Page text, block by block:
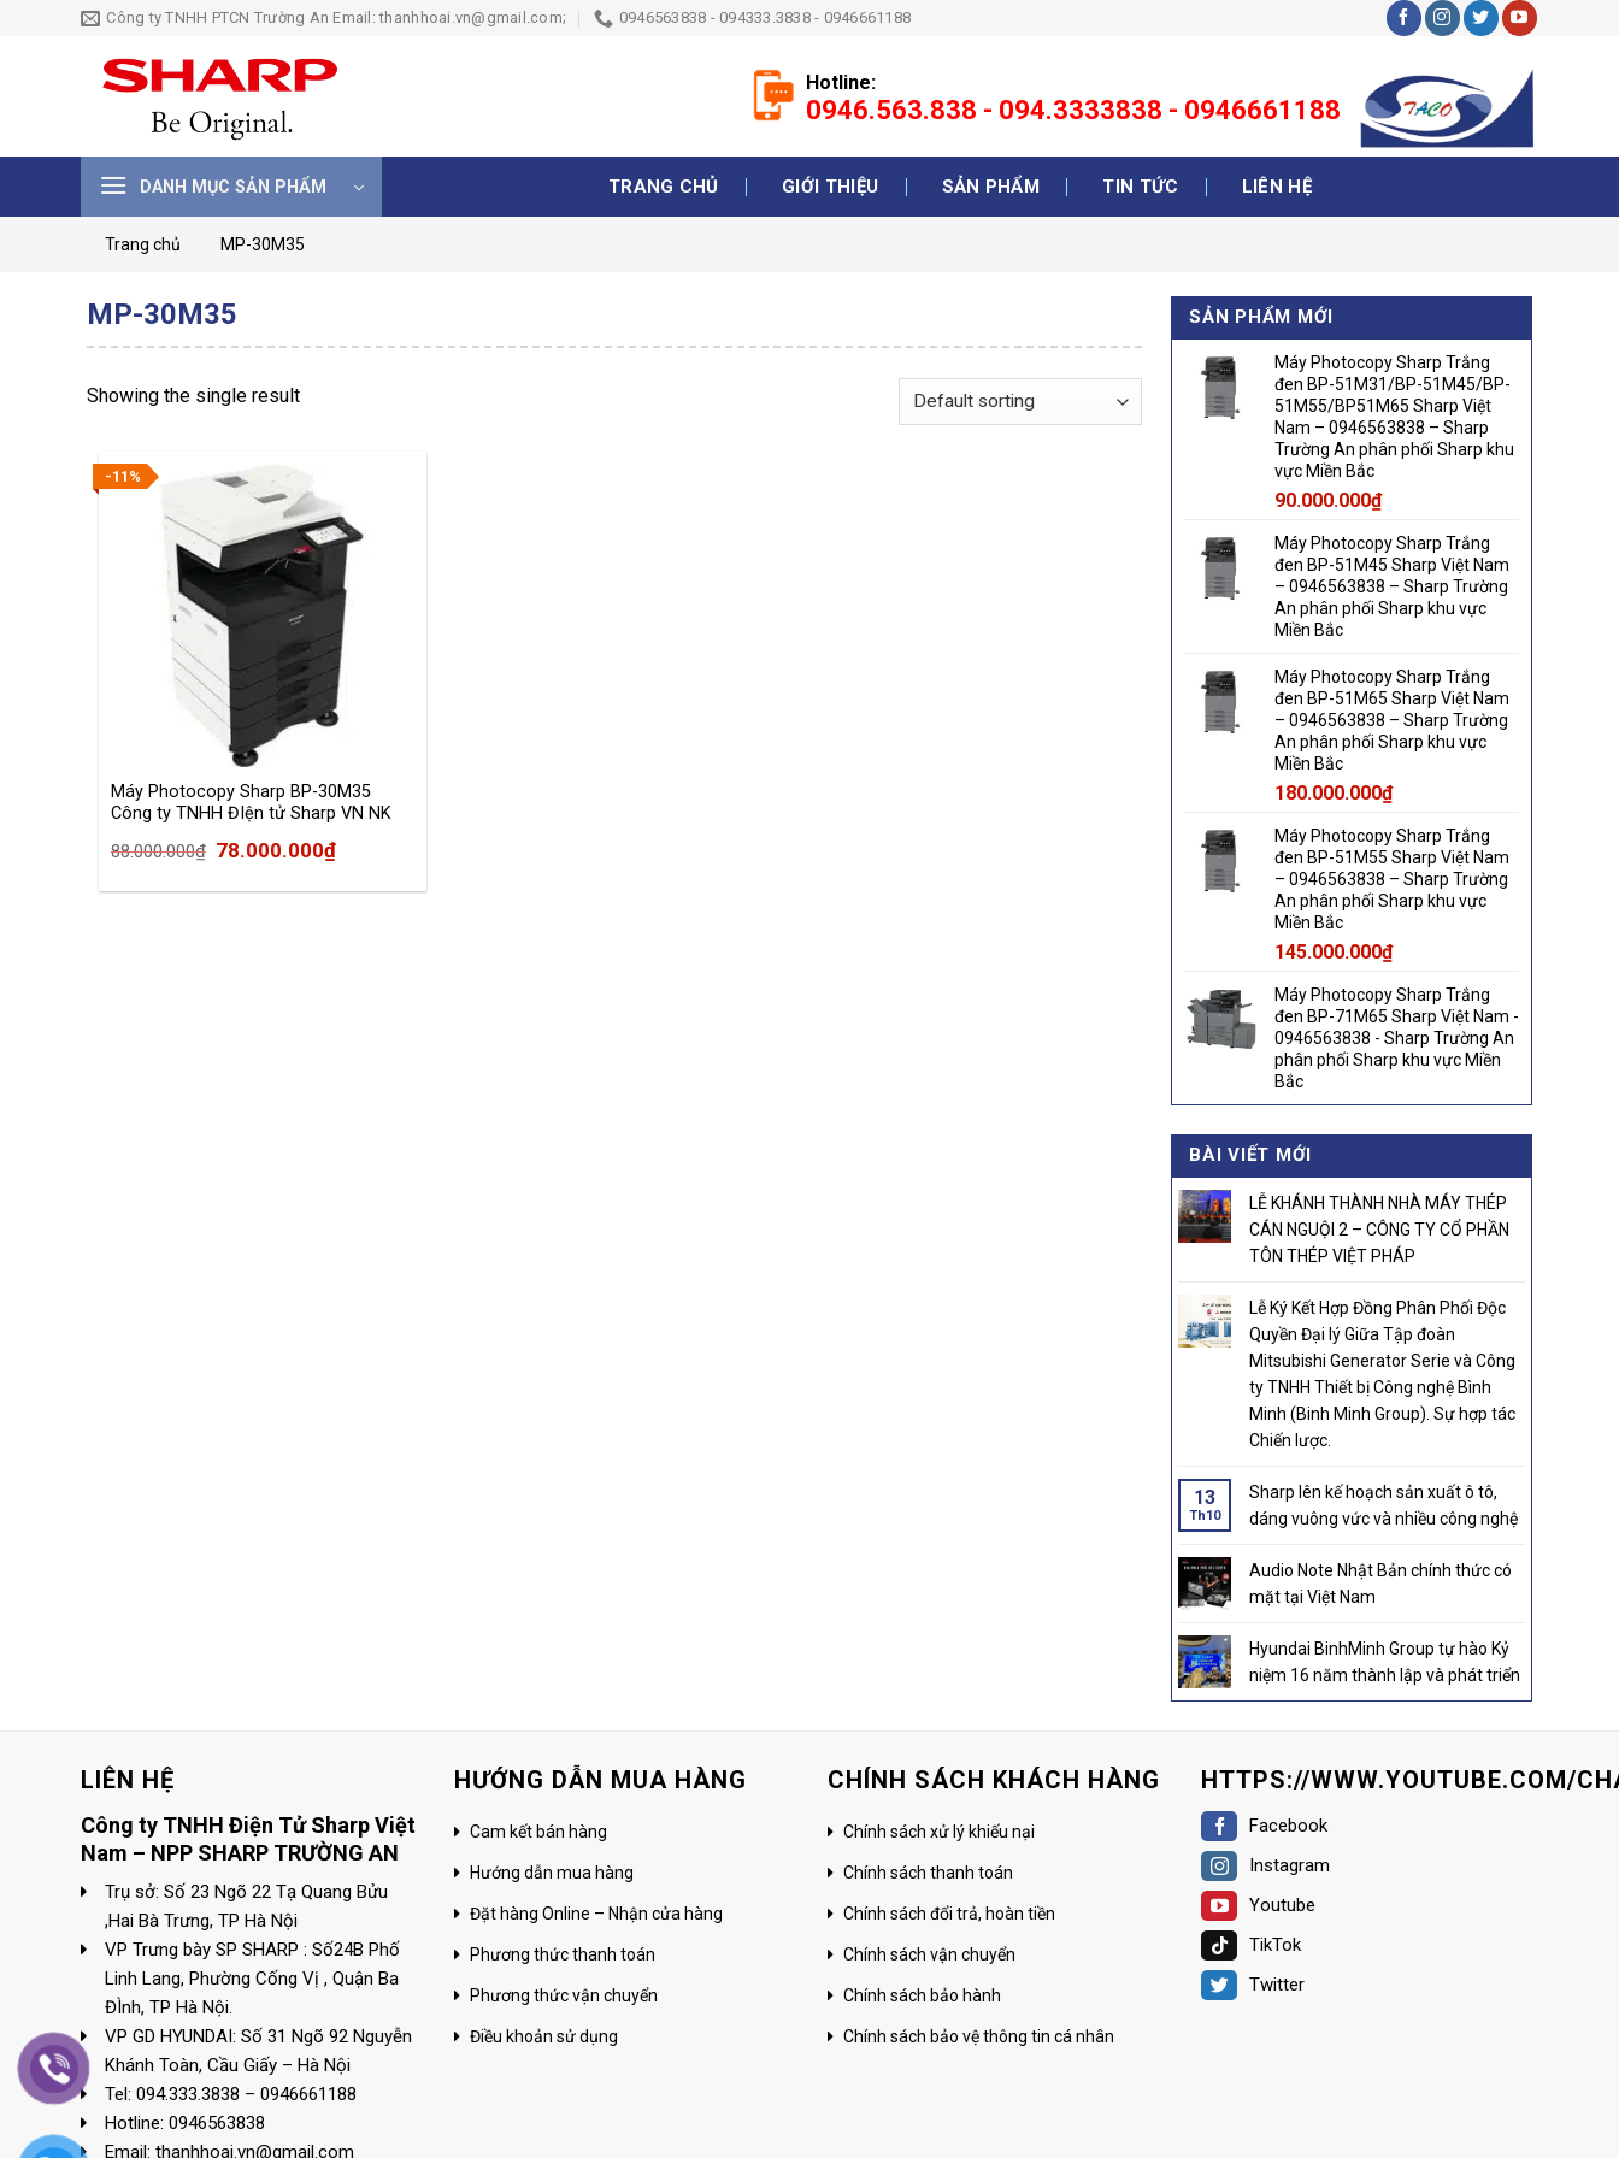
Công ty TNHH PTCN Trường An Email: thanhhoai.vn@gmail.com; 0946563838 - 094333.3838 - 0946661188
Hotline:
0946.563.838 - 094.3333838 - 0946661188
DANH MỤC SẢN PHẨM TRANG CHỦ GIỚI THIỆU SẢN PHẨM TIN TỨC LIÊN HỆ
Trang chủ MP-30M35
MP-30M35
Showing the single result
-11%
Máy Photocopy Sharp BP-30M35
Công ty TNHH ĐIện tử Sharp VN NK
88.000.000₫ 78.000.000₫
SẢN PHẨM MỚI
Máy Photocopy Sharp Trắng
đen BP-51M31/BP-51M45/BP-
51M55/BP51M65 Sharp Việt
Nam – 0946563838 – Sharp
Trường An phân phối Sharp khu
vực Miền Bắc
90.000.000₫
Máy Photocopy Sharp Trắng
đen BP-51M45 Sharp Việt Nam
– 0946563838 – Sharp Trường
An phân phối Sharp khu vực
Miền Bắc
Máy Photocopy Sharp Trắng
đen BP-51M65 Sharp Việt Nam
– 0946563838 – Sharp Trường
An phân phối Sharp khu vực
Miền Bắc
180.000.000₫
Máy Photocopy Sharp Trắng
đen BP-51M55 Sharp Việt Nam
– 0946563838 – Sharp Trường
An phân phối Sharp khu vực
Miền Bắc
145.000.000₫
Máy Photocopy Sharp Trắng
đen BP-71M65 Sharp Việt Nam -
0946563838 - Sharp Trường An
phân phối Sharp khu vực Miền
Bắc
BÀI VIẾT MỚI
LỄ KHÁNH THÀNH NHÀ MÁY THÉP
CÁN NGUỘI 2 – CÔNG TY CỔ PHẦN
TÔN THÉP VIỆT PHÁP
Lễ Ký Kết Hợp Đồng Phân Phối Độc
Quyền Đại lý Giữa Tập đoàn
Mitsubishi Generator Serie và Công
ty TNHH Thiết bị Công nghệ Bình
Minh (Binh Minh Group). Sự hợp tác
Chiến lược.
13
Th10
Sharp lên kế hoạch sản xuất ô tô,
dáng vuông vức và nhiều công nghệ
Audio Note Nhật Bản chính thức có
mặt tại Việt Nam
Hyundai BinhMinh Group tự hào Kỷ
niệm 16 năm thành lập và phát triển
LIÊN HỆ
Công ty TNHH Điện Tử Sharp Việt
Nam – NPP SHARP TRƯỜNG AN
Trụ sở: Số 23 Ngõ 22 Tạ Quang Bửu
,Hai Bà Trưng, TP Hà Nội
VP Trưng bày SP SHARP : Số24B Phố
Linh Lang, Phường Cống Vị , Quận Ba
ĐÌnh, TP Hà Nội.
VP GD HYUNDAI: Số 31 Ngõ 92 Nguyễn
Khánh Toàn, Cầu Giấy – Hà Nội
Tel: 094.333.3838 – 0946661188
Hotline: 0946563838
Email: thanhhoai.vn@gmail.com
HƯỚNG DẪN MUA HÀNG
Cam kết bán hàng
Hướng dẫn mua hàng
Đặt hàng Online – Nhận cửa hàng
Phương thức thanh toán
Phương thức vận chuyển
Điều khoản sử dụng
CHÍNH SÁCH KHÁCH HÀNG
Chính sách xử lý khiếu nại
Chính sách thanh toán
Chính sách đổi trả, hoàn tiền
Chính sách vận chuyển
Chính sách bảo hành
Chính sách bảo vệ thông tin cá nhân
HTTPS://WWW.YOUTUBE.COM/
Facebook
Instagram
Youtube
TikTok
Twitter